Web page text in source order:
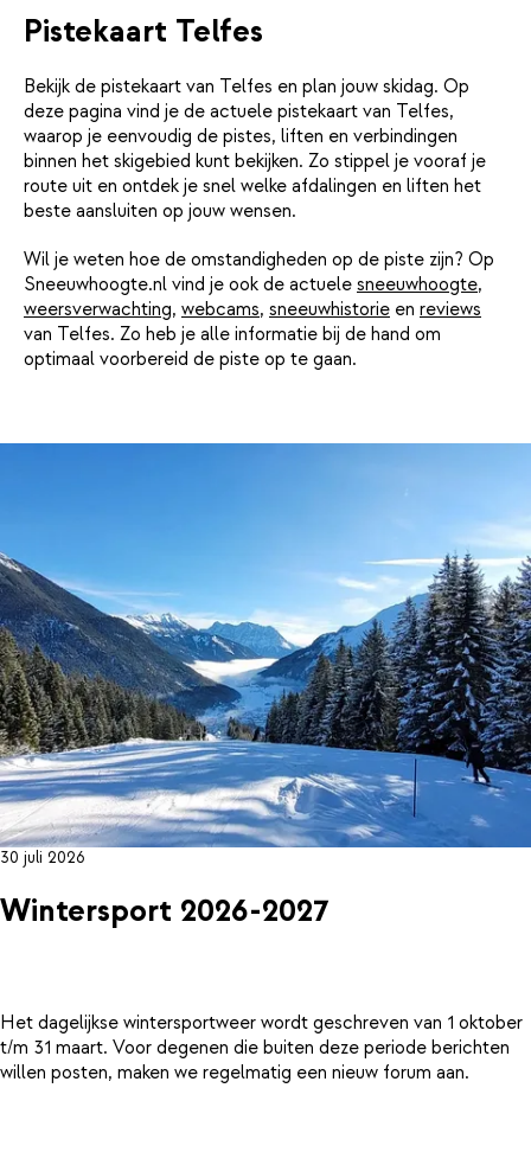
Pistekaart Telfes
Bekijk de pistekaart van Telfes en plan jouw skidag. Op
deze pagina vind je de actuele pistekaart van Telfes,
waarop je eenvoudig de pistes, liften en verbindingen
binnen het skigebied kunt bekijken. Zo stippel je vooraf je
route uit en ontdek je snel welke afdalingen en liften het
beste aansluiten op jouw wensen.
Wil je weten hoe de omstandigheden op de piste zijn? Op
Sneeuwhoogte.nl vind je ook de actuele sneeuwhoogte,
weersverwachting, webcams, sneeuwhistorie en reviews
van Telfes. Zo heb je alle informatie bij de hand om
optimaal voorbereid de piste op te gaan.
30 juli 2026
Wintersport 2026-2027
Het dagelijkse wintersportweer wordt geschreven van 1 oktober
t/m 31 maart. Voor degenen die buiten deze periode berichten
willen posten, maken we regelmatig een nieuw forum aan.